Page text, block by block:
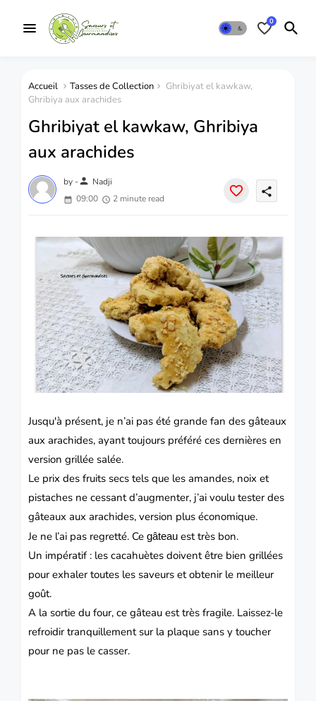
0
Accueil Tasses de Collection
Ghribiyat el kawkaw,
Ghribiya aux arachides
Ghribiyat el kawkaw, Ghribiya
aux arachides
by -person Nadji
09:00
2 minute read
share
Jusqu'à présent, je n’ai pas été grande fan des gâteaux
aux arachides, ayant toujours préféré ces dernières en
version grillée salée.
Le prix des fruits secs tels que les amandes, noix et
pistaches ne cessant d’augmenter, j’ai voulu tester des
gâteaux aux arachides, version plus économique.
Je ne l’ai pas regretté. Ce gâteau est très bon.
Un impératif : les cacahuètes doivent être bien grillées
pour exhaler toutes les saveurs et obtenir le meilleur
goût.
A la sortie du four, ce gâteau est très fragile. Laissez-le
refroidir tranquillement sur la plaque sans y toucher
pour ne pas le casser.